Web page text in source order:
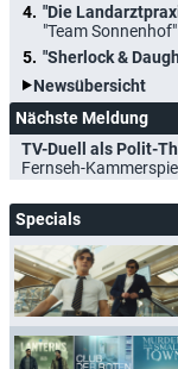
"Die
"Team Sonnenhof"
"Sherlock &
Newsübersicht
Nächste Meldung
TV-Duell als Polit-
Fernseh-
Specials